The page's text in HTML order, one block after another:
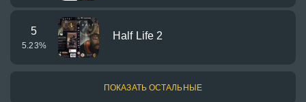
5
5.23%
Half Life 2
ПОКАЗАТЬ ОСТАЛЬНЫЕ